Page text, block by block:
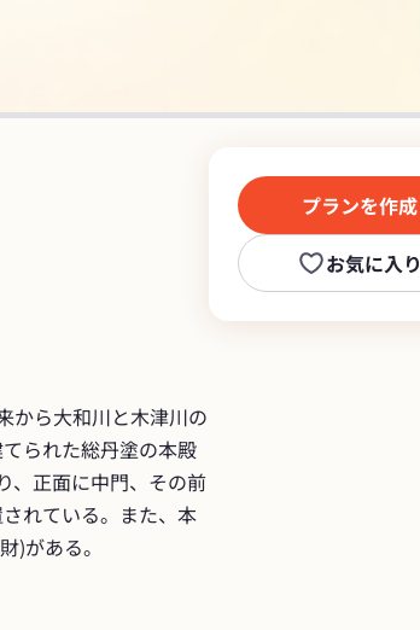
から大和川と木津川の
られた総丹塗の本殿
、正面に中門、その前
れている。また、本
)がある。
プランを作成
お気に入り